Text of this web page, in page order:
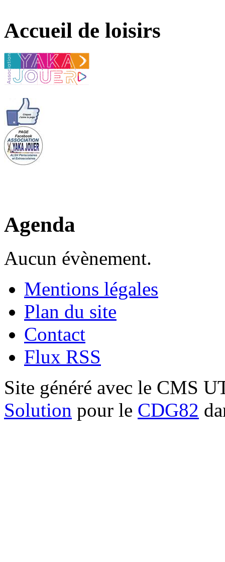
Accueil de loisirs
Agenda
Aucun évènement.
Mentions légales
Plan du site
Contact
Flux RSS
Site généré avec le CMS
Solution pour le CDG82